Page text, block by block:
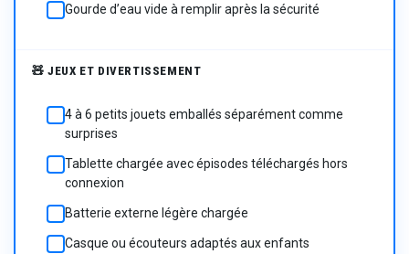
Gourde d’eau vide à remplir après la sécurité
🧸 JEUX ET DIVERTISSEMENT
4 à 6 petits jouets emballés séparément comme
surprises
Tablette chargée avec épisodes téléchargés hors
connexion
Batterie externe légère chargée
Casque ou écouteurs adaptés aux enfants